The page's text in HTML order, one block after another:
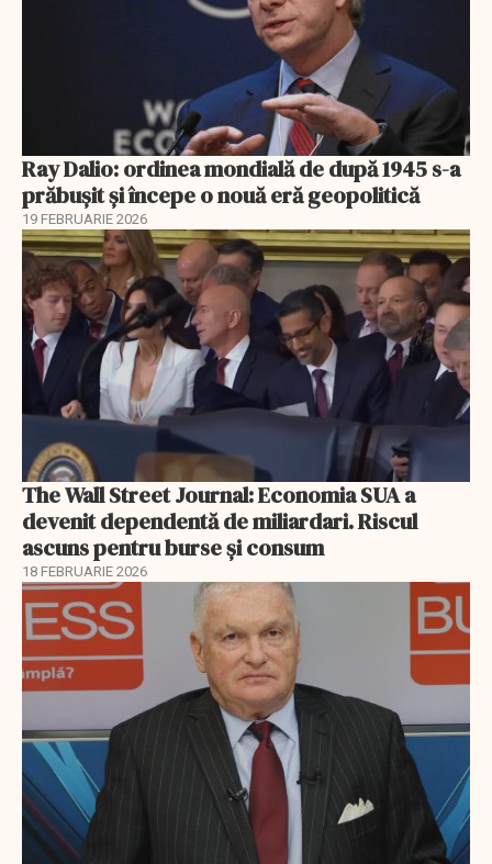
Ray Dalio: ordinea mondială de după 1945 s-a
prăbușit și începe o nouă eră geopolitică
19 FEBRUARIE 2026
The Wall Street Journal: Economia SUA a
devenit dependentă de miliardari. Riscul
ascuns pentru burse și consum
18 FEBRUARIE 2026
EXCLUSIV